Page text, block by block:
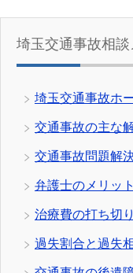
埼玉交通事故相
埼玉交通事故ホ
交通事故の主な
交通事故問題解
弁護士のメリット
治療費の打ち切
過失割合と過失